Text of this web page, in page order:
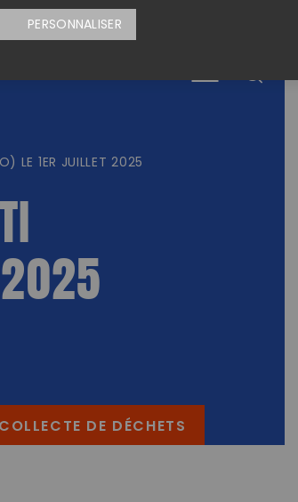
PERSONNALISER
DES ACTIONS
LE 1ER JUILLET 2025
COLLECTE DE DÉCHETS